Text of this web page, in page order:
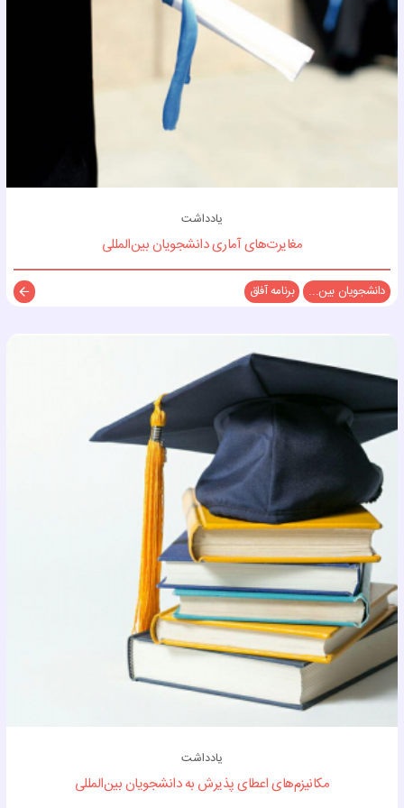
یادداشت
مغایرت‌های آماری دانشجویان بین‌المللی
دانشجویان بین... برنامه آفاق
یادداشت
مکانیزم‌های اعطای پذیرش به دانشجویان بین‌المللی